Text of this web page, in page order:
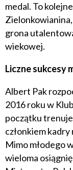
medal. To
grona
wiekowej.
Liczne sukcesy
Albert Pak
2016 roku w
początku
członkiem
Mimo młodego
wieloma